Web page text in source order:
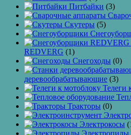
Питбайки (3)
Скутеры (5)
REDVERG (1)
Снегоходы (0)
деревообрабатывающие (3)
Телеги
Тракторы (0)
Электрокосы
Электропилы